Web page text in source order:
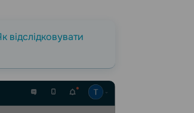
відслідковувати